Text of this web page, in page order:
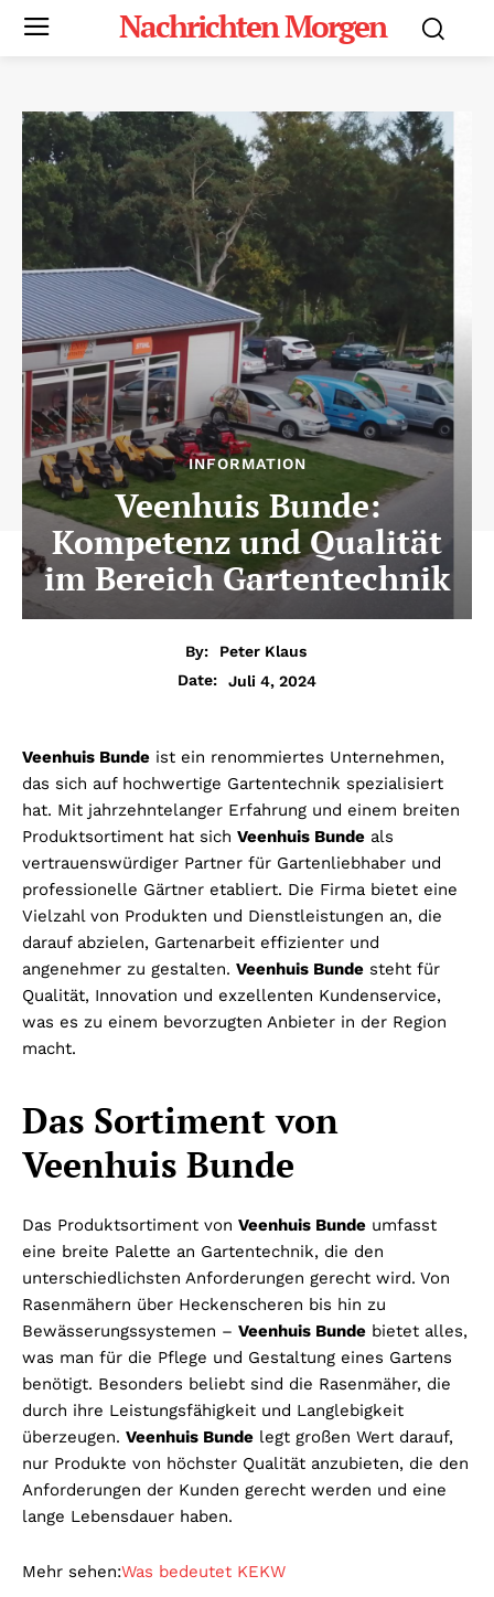
Nachrichten Morgen
INFORMATION
Veenhuis Bunde:
Kompetenz und Qualität
im Bereich Gartentechnik
By:
Peter Klaus
Date:
Juli 4, 2024
Veenhuis Bunde ist ein renommiertes Unternehmen,
das sich auf hochwertige Gartentechnik spezialisiert
hat. Mit jahrzehntelanger Erfahrung und einem breiten
Produktsortiment hat sich Veenhuis Bunde als
vertrauenswürdiger Partner für Gartenliebhaber und
professionelle Gärtner etabliert. Die Firma bietet eine
Vielzahl von Produkten und Dienstleistungen an, die
darauf abzielen, Gartenarbeit effizienter und
angenehmer zu gestalten. Veenhuis Bunde steht für
Qualität, Innovation und exzellenten Kundenservice,
was es zu einem bevorzugten Anbieter in der Region
macht.
Das Sortiment von
Veenhuis Bunde
Das Produktsortiment von Veenhuis Bunde umfasst
eine breite Palette an Gartentechnik, die den
unterschiedlichsten Anforderungen gerecht wird. Von
Rasenmähern über Heckenscheren bis hin zu
Bewässerungssystemen – Veenhuis Bunde bietet alles,
was man für die Pflege und Gestaltung eines Gartens
benötigt. Besonders beliebt sind die Rasenmäher, die
durch ihre Leistungsfähigkeit und Langlebigkeit
überzeugen. Veenhuis Bunde legt großen Wert darauf,
nur Produkte von höchster Qualität anzubieten, die den
Anforderungen der Kunden gerecht werden und eine
lange Lebensdauer haben.
Mehr sehen:Was bedeutet KEKW